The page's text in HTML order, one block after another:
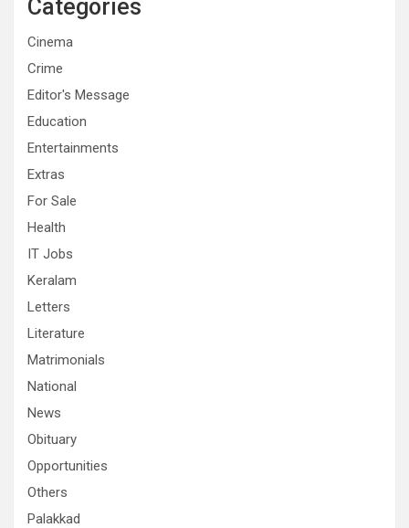
Categories
Cinema
Crime
Editor's Message
Education
Entertainments
Extras
For Sale
Health
IT Jobs
Keralam
Letters
Literature
Matrimonials
National
News
Obituary
Opportunities
Others
Palakkad